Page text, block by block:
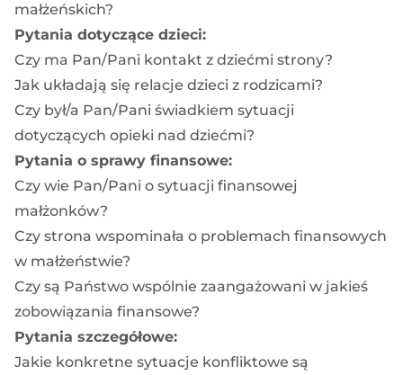
małżeńskich?
Pytania dotyczące dzieci:
Czy ma Pan/Pani kontakt z dziećmi strony?
Jak układają się relacje dzieci z rodzicami?
Czy był/a Pan/Pani świadkiem sytuacji
dotyczących opieki nad dziećmi?
Pytania o sprawy finansowe:
Czy wie Pan/Pani o sytuacji finansowej
małżonków?
Czy strona wspominała o problemach finansowych
w małżeństwie?
Czy są Państwo wspólnie zaangażowani w jakieś
zobowiązania finansowe?
Pytania szczegółowe:
Jakie konkretne sytuacje konfliktowe są